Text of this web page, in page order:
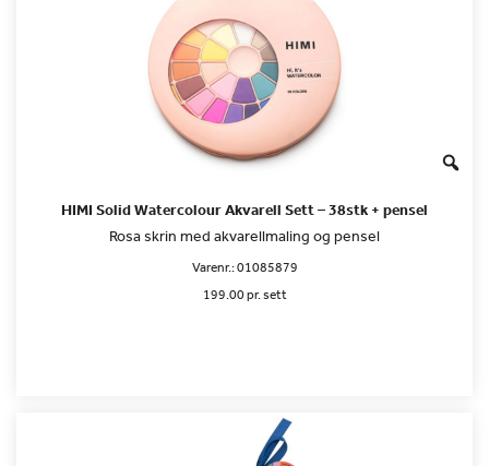
HIMI Solid Watercolour Akvarell Sett – 38stk + pensel
Rosa skrin med akvarellmaling og pensel
Varenr.:01085879
199.00 pr. sett